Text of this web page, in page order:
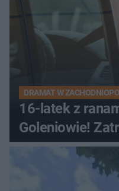
DRAMAT W
16-latek z
Goleniowie!